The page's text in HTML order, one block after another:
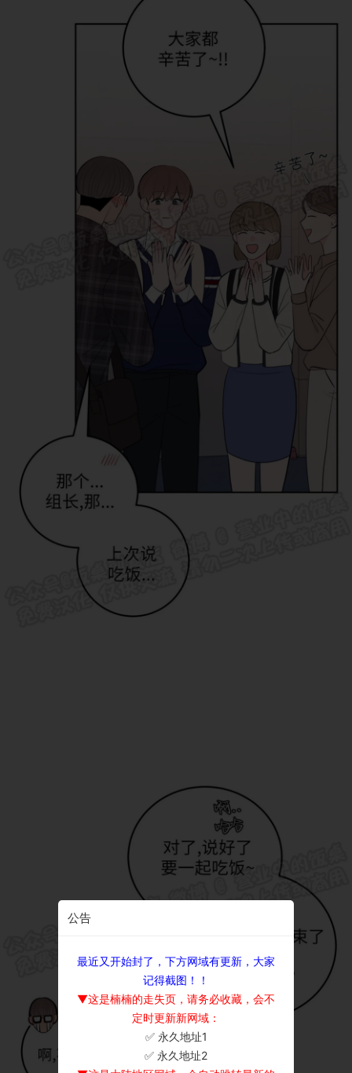
公告
最近又开始封了，下方网域有更新，大家
记得截图！！
▼这是楠楠的走失页，请务必收藏，会不
定时更新新网域：
✅ 永久地址1
✅ 永久地址2